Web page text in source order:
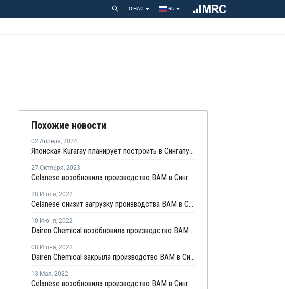
О НАС RU
Похожие новости
02 Апреля, 2024
Японская Kuraray планирует построить в Сингапуре завод по производству упаковки
27 Октября, 2023
Celanese возобновила производство ВАМ в Сингапуре
28 Июля, 2022
Celanese снизит загрузку производства ВАМ в Сингапуре до 60%
10 Июня, 2022
Dairen Chemical возобновила производство ВАМ в Сингапуре после поломки
08 Июня, 2022
Dairen Chemical закрыла производство ВАМ в Сингапуре из-за поломки
13 Мая, 2022
Celanese возобновила производство ВАМ в Сингапуре